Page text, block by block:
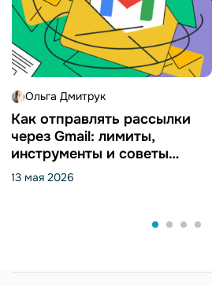
Ольга Дмитрук
Как отправлять рассылки
через Gmail: лимиты,
инструменты и советы
[2026]
13 мая 2026